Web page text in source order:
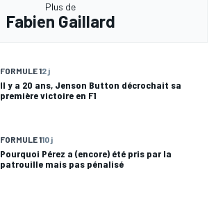
Plus de
Fabien Gaillard
FORMULE 12 j
Il y a 20 ans, Jenson Button décrochait sa
première victoire en F1
FORMULE 110 j
Pourquoi Pérez a (encore) été pris par la
patrouille mais pas pénalisé